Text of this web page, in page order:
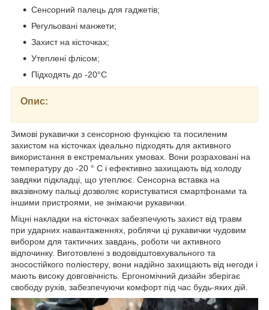
Сенсорний палець для гаджетів;
Регульовані манжети;
Захист на кісточках;
Утеплені флісом;
Підходять до -20°C
Опис:
Зимові рукавички з сенсорною функцією та посиленим
захистом на кісточках ідеально підходять для активного
використання в екстремальних умовах. Вони розраховані на
температуру до -20 ° C і ефективно захищають від холоду
завдяки підкладці, що утеплює. Сенсорна вставка на
вказівному пальці дозволяє користуватися смартфонами та
іншими пристроями, не знімаючи рукавички.
Міцні накладки на кісточках забезпечують захист від травм
при ударних навантаженнях, роблячи ці рукавички чудовим
вибором для тактичних завдань, роботи чи активного
відпочинку. Виготовлені з водовідштовхувального та
зносостійкого поліестеру, вони надійно захищають від негоди і
мають високу довговічність. Ергономічний дизайн зберігає
свободу рухів, забезпечуючи комфорт під час будь-яких дій.